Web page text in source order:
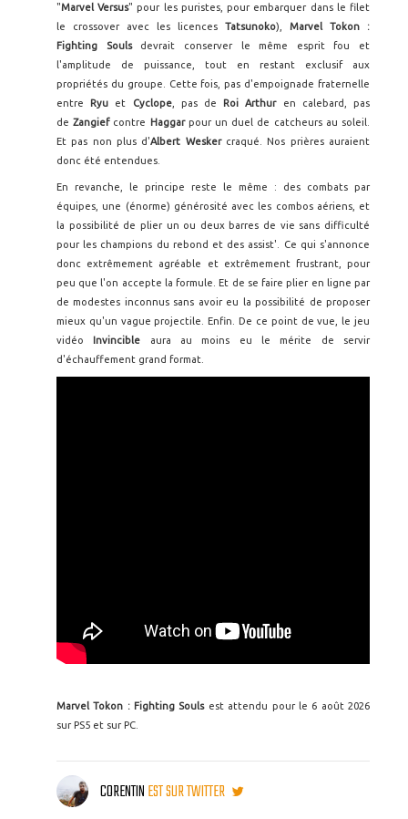
"Marvel Versus" pour les puristes, pour embarquer dans le filet
le crossover avec les licences Tatsunoko), Marvel Tokon :
Fighting Soulsdevrait conserver le même esprit fou et
l'amplitude de puissance, tout en restant exclusif aux
propriétés du groupe. Cette fois, pas d'empoignade fraternelle
entre
Ryu et Cyclope, pas de Roi Arthuren calebard, pas
deZangiefcontre Haggarpour un duel de catcheurs au soleil.
Et pas non plus d'Albert Weskercraqué. Nos prières auraient
donc été entendues.
En revanche, le principe reste le même : des combats par
équipes, une (énorme) générosité avec les combos aériens, et
la possibilité de plier un ou deux barres de vie sans difficulté
pour les champions du rebond et des assist'. Ce qui s'annonce
donc extrêmement agréable et extrêmement frustrant, pour
peu que l'on accepte la formule. Et de se faire plier en ligne par
de modestes inconnus sans avoir eu la possibilité de proposer
mieux qu'un vague projectile. Enfin. De ce point de vue, le jeu
vidéo
Invincible aura au moins eu le mérite de servir
d'échauffement grand format.
Marvel Tokon : Fighting Soulsest attendu pour le 6 août 2026
sur PS5 et sur PC.
CORENTINEST SUR TWITTER